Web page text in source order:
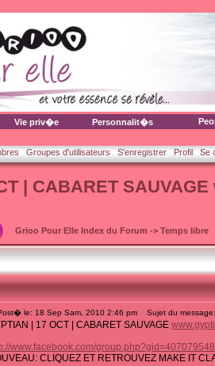
Vie priv�e Personnalit�s
Groupes d'utilisateurs S'enregistrer Profil Se
| CABARET
Grioo Pour Elle Index du Forum -> Temps libre
le: 18 Sep Sam, 2010 2:46 pm Sujet du message:
| 17 OCT | CABARET SAUVAGE
www.facebook.com/
CLIQUEZ ET RETROUVEZ MAKE IT